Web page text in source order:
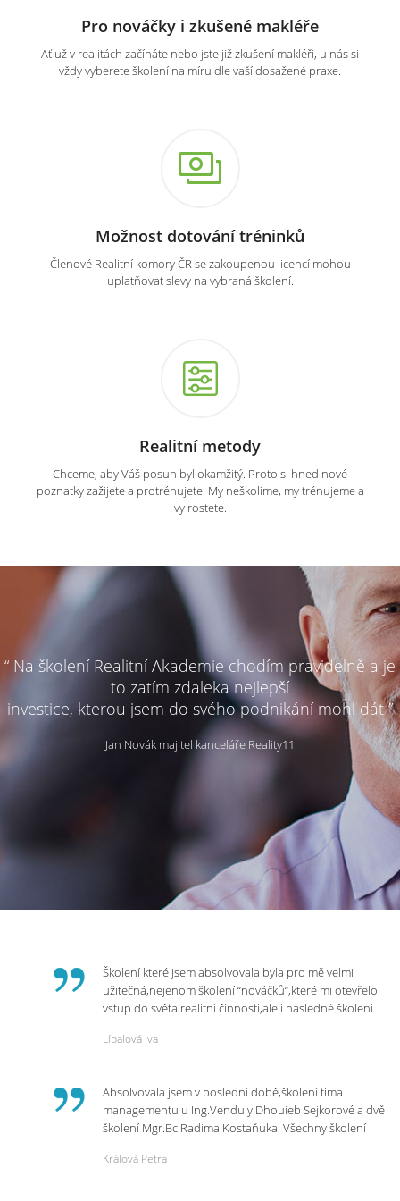
Pro nováčky i zkušené makléře
Ať už v realitách začínáte nebo jste již zkušení makléři, u nás si
vždy vyberete školení na míru dle vaší dosažené praxe.
Možnost dotování tréninků
Členové Realitní komory ČR se zakoupenou licencí mohou
uplatňovat slevy na vybraná školení.
Realitní metody
Chceme, aby Váš posun byl okamžitý. Proto si hned nové
poznatky zažijete a protrénujete. My neškolíme, my trénujeme a
vy rostete.
“ Na školení Realitní Akademie chodím pravidelně a je
to zatím zdaleka nejlepší
investice, kterou jsem do svého podnikání mohl dát ”
Jan Novák majitel kanceláře Reality11
Školení které jsem absolvovala byla pro mě velmi
užitečná,nejenom školení “nováčků“,které mi otevřelo
vstup do světa realitní činnosti,ale i následné školení
p.Vendulce která s nesmírnou lidskostí,přesto
potřebná školení,která Realitní Akademie umožňuje.
Líbalová Iva
Absolvovala jsem v poslední době,školení tima
managementu u Ing.Venduly Dhouieb Sejkorové a dvě
školení Mgr.Bc Radima Kostaňuka. Všechny školení
práci a na život.
Králová Petra